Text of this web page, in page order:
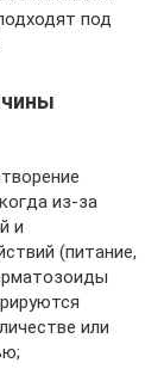
под
из-за
и
(питание,
или